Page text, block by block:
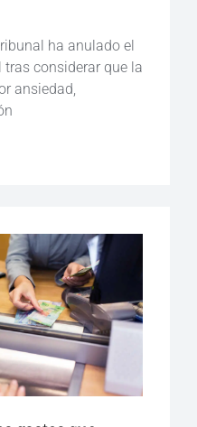
ha anulado el
considerar que la
ansiedad,